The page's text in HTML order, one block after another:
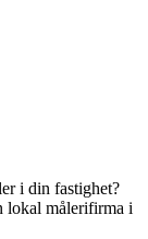
i din fastighet?
lokal målerifirma i